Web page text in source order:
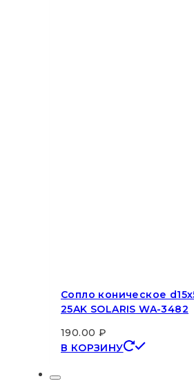
Сопло коническое
25AK SOLARIS WA-3482
190.00 ₽
В КОРЗИНУ